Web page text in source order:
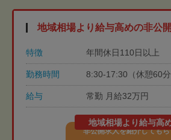
地域相場より給与高めの非公
特徴 年間休日110日以上
勤務時間 8:30-17:30（休憩60分
給与 常勤 月給32万円
地域相場より給与高
非公開求人を紹介しても